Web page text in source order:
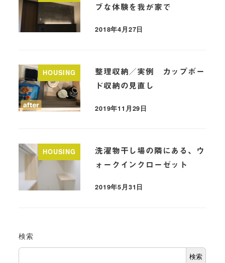
ブな体験を我が家で
2018年4月27日
HOUSING
整理収納／実例 カップボー
ド収納の見直し
2019年11月29日
HOUSING
洗濯物干し場の隣にある、ウ
ォークインクローゼット
2019年5月31日
検索
検索